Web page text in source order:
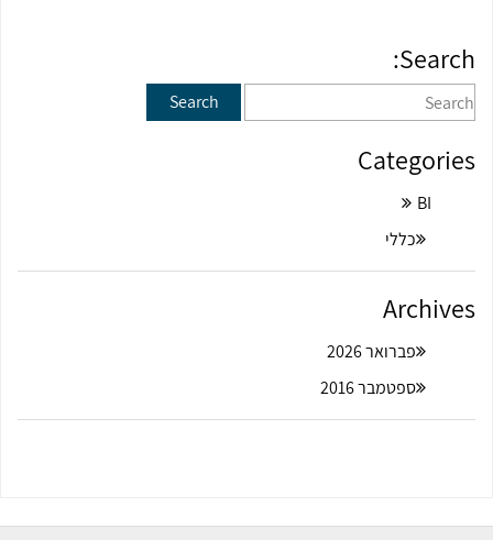
Search:
Categories
BI
כללי
Archives
פברואר 2026
ספטמבר 2016